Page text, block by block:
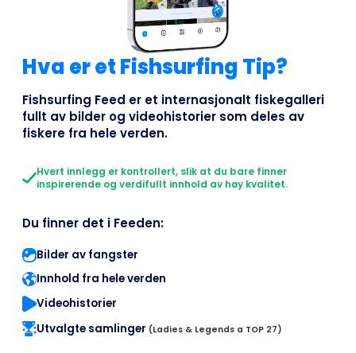
Hva er et Fishsurfing Tip?
Fishsurfing Feed er et internasjonalt fiskegalleri
fullt av bilder og videohistorier som deles av
fiskere fra hele verden.
Hvert innlegg er kontrollert, slik at du bare finner
inspirerende og verdifullt innhold av høy kvalitet.
Du finner det i Feeden:
Bilder av fangster
Innhold fra hele verden
Videohistorier
Utvalgte samlinger (Ladies & Legends a TOP 27)